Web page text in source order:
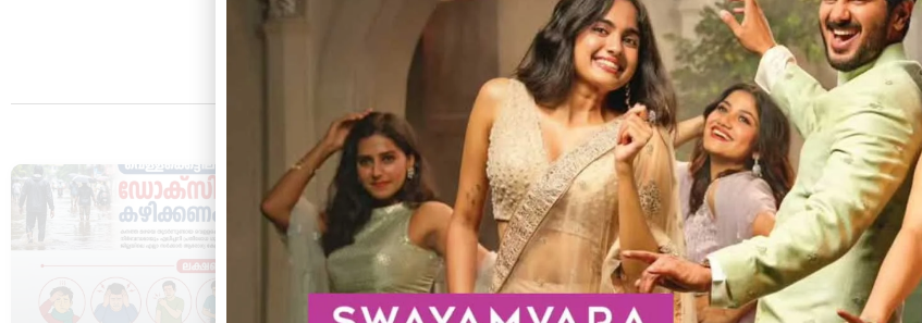
Tag: Headache
HEALTH